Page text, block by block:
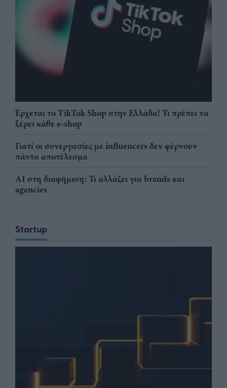
Έρχεται το TikTok Shop στην Ελλάδα! Τι πρέπει να
ξέρει κάθε e-shop
Γιατί οι συνεργασίες με influencers δεν φέρνουν
πάντα αποτέλεσμα
AI στη διαφήμιση: Τι αλλάζει για brands και
agencies
Startup